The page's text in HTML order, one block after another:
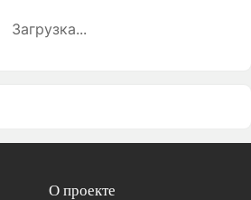
Загрузка...
О проекте